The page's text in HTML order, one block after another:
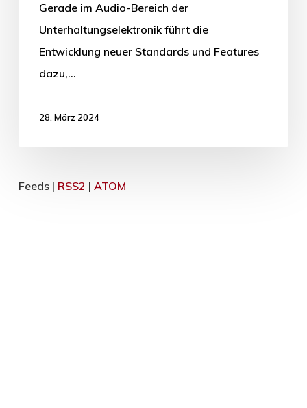
Gerade im Audio-Bereich der
Unterhaltungselektronik führt die
Entwicklung neuer Standards und Features
dazu,…
28. März 2024
Feeds | RSS2 | ATOM